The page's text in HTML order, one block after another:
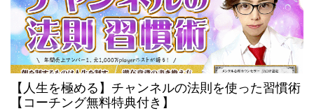
【人生を極める】チャンネルの法則を使った習慣術
【コーチング無料特典付き】